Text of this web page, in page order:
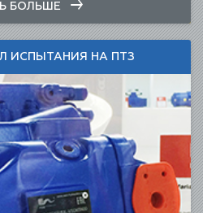
БОЛЬШЕ
ИСПЫТАНИЯ НА ПТЗ